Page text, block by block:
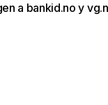
a bankid.no y